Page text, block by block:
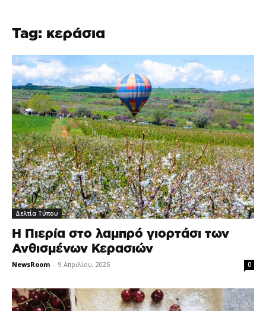
Tag: κεράσια
Δελτία Τύπου
Η Πιερία στο λαμπρό γιορτάσι των
Ανθισμένων Κερασιών
NewsRoom - 9 Απριλίου, 2025 0